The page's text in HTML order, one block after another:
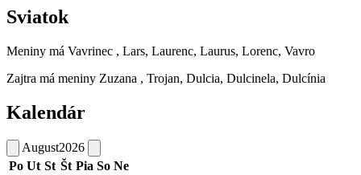
Sviatok
Meniny má Vavrinec , Lars, Laurenc, Laurus, Lorenc, Vavro
Zajtra má meniny Zuzana , Trojan, Dulcia, Dulcinela, Dulcínia
Kalendár
August2026
Po Ut St Št Pia So Ne